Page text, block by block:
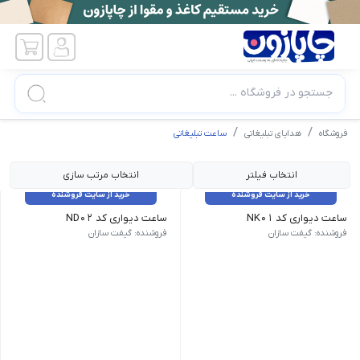
جستجو در فروشگاه ...
فروشگاه هدایای تبلیغاتی ساعت تبلیغاتی
انتخاب فیلتر انتخاب مرتب سازی
خرید از سایت فروشنده
ساعت دیواری کد NK01
ابعاد کار چاپی : 38cm*38 cm | زمان تحویل : 5روز کاری
فروشنده: گیفت سازان
خرید از سایت فروشنده
ساعت دیواری کد ND02
حداقل سفارش : 100 عدد | ابعاد کار چاپی : 38cm*38 cm|
فروشنده: گیفت سازان